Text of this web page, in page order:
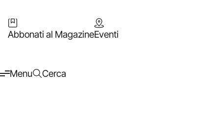
Abbonati al MagazineEventi
Menu Cerca